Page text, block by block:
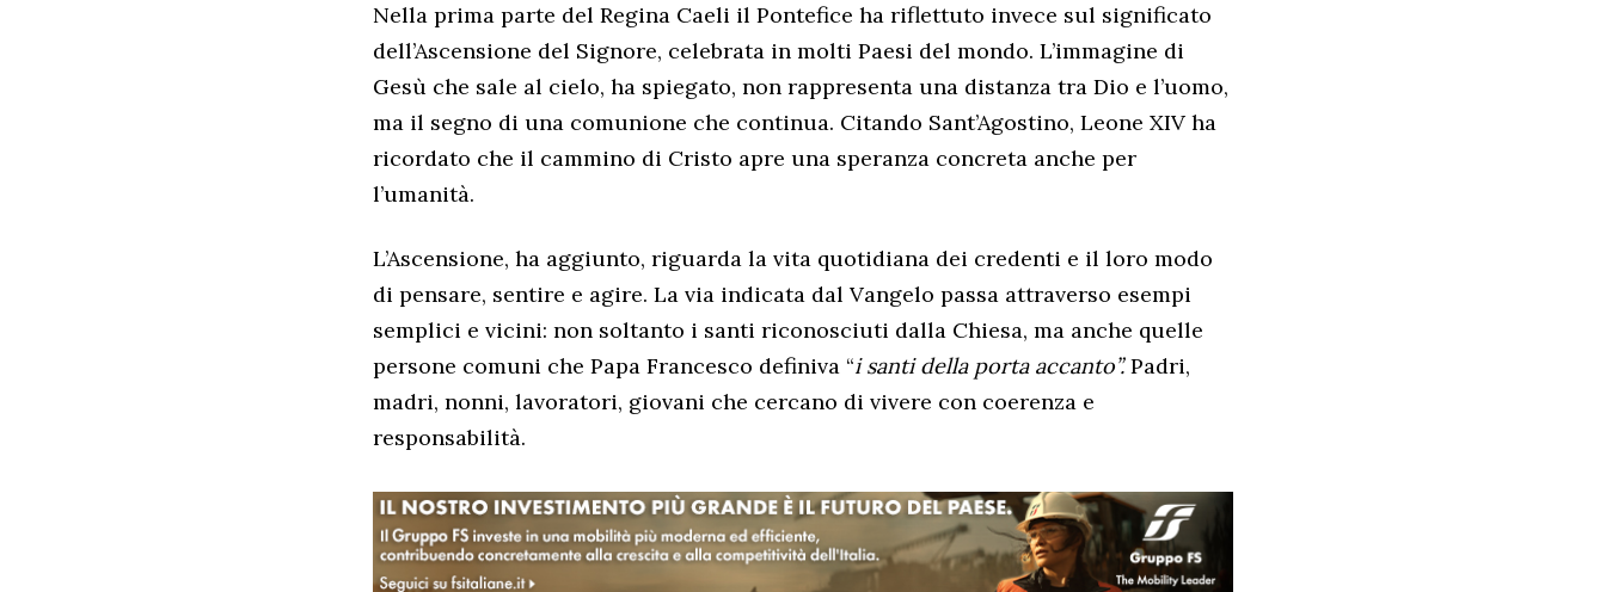
Nella prima parte del Regina Caeli il Pontefice ha riflettuto invece sul significato
dell’Ascensione del Signore, celebrata in molti Paesi del mondo. L’immagine di
Gesù che sale al cielo, ha spiegato, non rappresenta una distanza tra Dio e l’uomo,
ma il segno di una comunione che continua. Citando Sant’Agostino, Leone XIV ha
ricordato che il cammino di Cristo apre una speranza concreta anche per
l’umanità.
L’Ascensione, ha aggiunto, riguarda la vita quotidiana dei credenti e il loro modo
di pensare, sentire e agire. La via indicata dal Vangelo passa attraverso esempi
semplici e vicini: non soltanto i santi riconosciuti dalla Chiesa, ma anche quelle
persone comuni che Papa Francesco definiva “i santi della porta accanto”.Padri,
madri, nonni, lavoratori, giovani che cercano di vivere con coerenza e
responsabilità.